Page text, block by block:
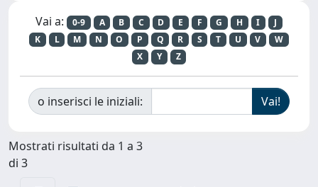
Vai a: 0-9 A B C D E F G H I
J
K
L M N O P Q R S T U V
W
X
Y Z
o inserisci le iniziali:
Mostrati risultati da 1 a 3
di 3